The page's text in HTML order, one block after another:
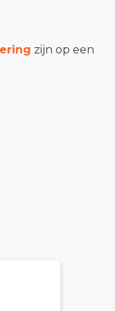
zijn op een